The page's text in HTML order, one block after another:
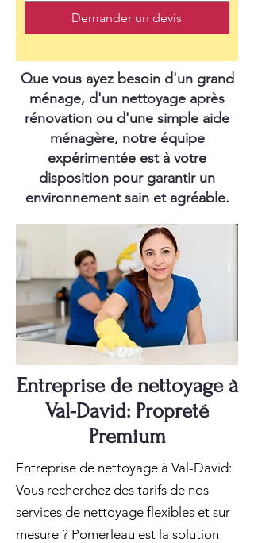
Demander un devis
Que vous ayez besoin d'un grand
ménage, d'un nettoyage après
rénovation ou d'une simple aide
ménagère, notre équipe
expérimentée est à votre
disposition pour garantir un
environnement sain et agréable.
Entreprise de nettoyage à
Val-David: Propreté
Premium
Entreprise de nettoyage à Val-David:
Vous recherchez des tarifs de nos
services de nettoyage flexibles et sur
mesure ? Pomerleau est la solution